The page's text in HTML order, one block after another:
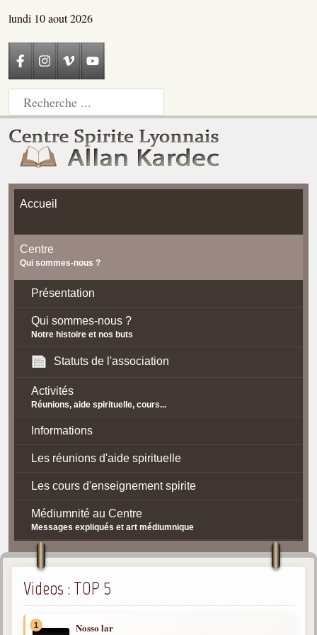
lundi 10 aout 2026
Accueil
Centre
Qui sommes-nous ?
Présentation
Qui sommes-nous ?
Notre histoire et nos buts
Statuts de l'association
Activités
Réunions, aide spirituelle, cours...
Informations
Les réunions d'aide spirituelle
Les cours d'enseignement spirite
Médiumnité au Centre
Messages expliqués et art médiumnique
Contact / Accès
Plan d'accès
Spiritisme
La doctrine Spirite
Videos : TOP 5
1 Nosso lar